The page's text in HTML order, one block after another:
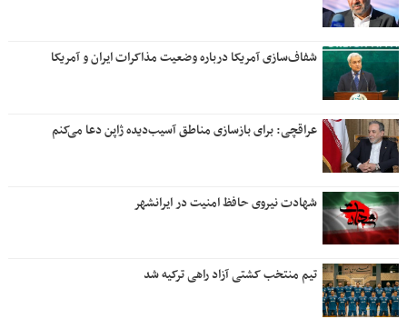
شفاف‌سازی آمریکا درباره وضعیت مذاکرات ایران و آمریکا
عراقچی: برای بازسازی مناطق آسیب‌دیده ژاپن دعا می‌کنم
شهادت نیروی حافظ امنیت در ایرانشهر
تیم منتخب کشتی آزاد راهی ترکیه شد